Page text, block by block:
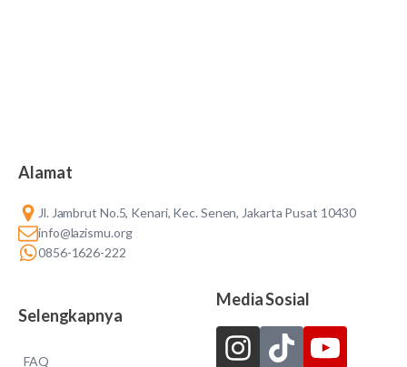
Alamat
Jl. Jambrut No.5, Kenari, Kec. Senen, Jakarta Pusat 10430
info@lazismu.org
0856-1626-222
Selengkapnya
FAQ
Media Sosial